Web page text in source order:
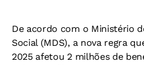
De acordo com o Ministério
Social (MDS), a nova regra
2025 afetou 2 milhões de